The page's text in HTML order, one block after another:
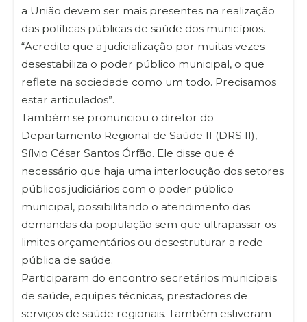
a União devem ser mais presentes na realização
das políticas públicas de saúde dos municípios.
“Acredito que a judicialização por muitas vezes
desestabiliza o poder público municipal, o que
reflete na sociedade como um todo. Precisamos
estar articulados”.
Também se pronunciou o diretor do
Departamento Regional de Saúde II (DRS II),
Sílvio César Santos Órfão. Ele disse que é
necessário que haja uma interlocução dos setores
públicos judiciários com o poder público
municipal, possibilitando o atendimento das
demandas da população sem que ultrapassar os
limites orçamentários ou desestruturar a rede
pública de saúde.
Participaram do encontro secretários municipais
de saúde, equipes técnicas, prestadores de
serviços de saúde regionais. Também estiveram